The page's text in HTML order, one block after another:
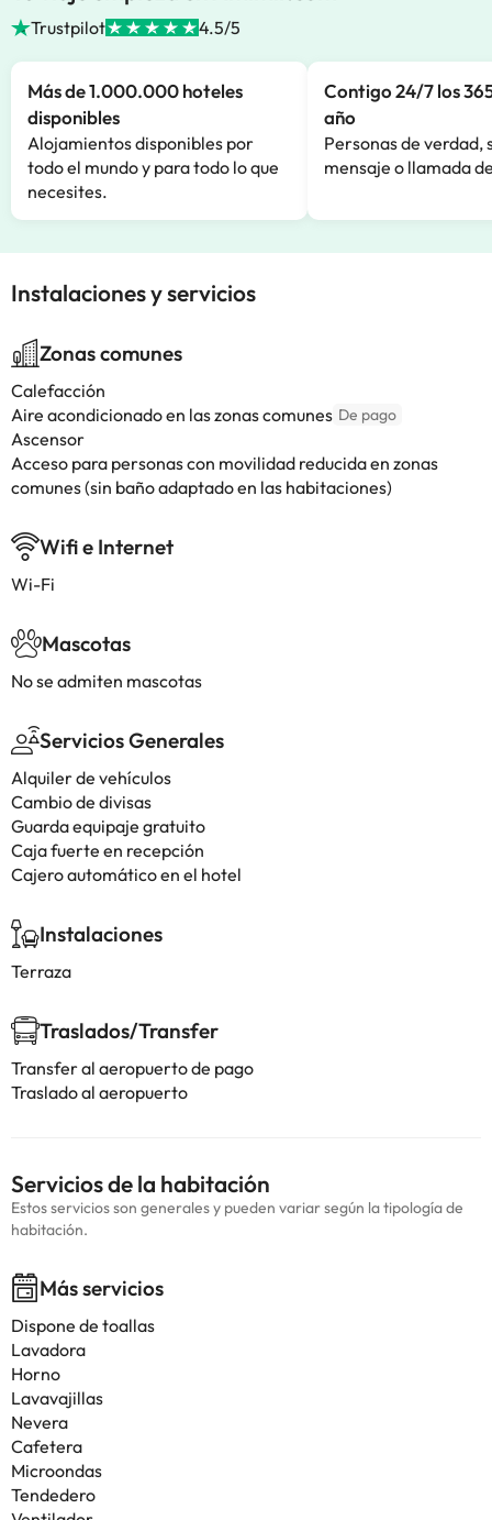
Trustpilot 4.5/5
Más de 1.000.000 hoteles
disponibles
Alojamientos disponibles por
todo el mundo y para todo lo que
necesites.
Contigo 24/7 los
año
Personas de verdad,
mensaje o llamada
Instalaciones y servicios
Zonas comunes
Calefacción
Aire acondicionado en las zonas comunes De pago
Ascensor
Acceso para personas con movilidad reducida en zonas
comunes (sin baño adaptado en las habitaciones)
Wifi e Internet
Wi-Fi
Mascotas
No se admiten mascotas
Servicios Generales
Alquiler de vehículos
Cambio de divisas
Guarda equipaje gratuito
Caja fuerte en recepción
Cajero automático en el hotel
Instalaciones
Terraza
Traslados/Transfer
Transfer al aeropuerto de pago
Traslado al aeropuerto
Servicios de la habitación
Estos servicios son generales y pueden variar según la tipología de
habitación.
Más servicios
Dispone de toallas
Lavadora
Horno
Lavavajillas
Nevera
Cafetera
Microondas
Tendedero